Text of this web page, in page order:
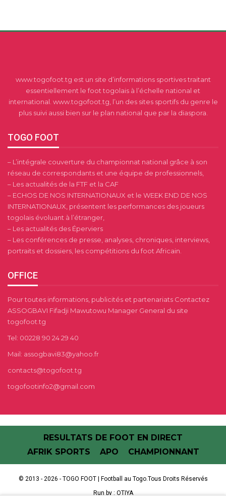
www.togofoot.tg est un site d’informations sportives traitant
essentiellement le foot togolais à l’échelle national et
international. www.togofoot.tg, l’un des sites sportifs du genre le
plus suivi aussi bien sur le plan national que par la diaspora.
TOGO FOOT
– L’intégrale couverture du championnat national grâce à son
réseau de correspondants et une équipe de professionnels,
– Les actualités de la FTF et la CAF
– ECHOS DE NOS INTERNATIONAUX et le WEEK END DE NOS
INTERNATIONAUX, présentent les performances des joueurs
togolais évoluant à l’étranger,
– Les actualités des Éperviers
– Les conférences de presse, analyses, chroniques, interviews,
portraits et dossiers, les compétitions du foot Africain.
OFFICE
Pour toutes informations, publicités et partenariats Contactez
ASSOGBAVI Fifadji Mawutowu Manager General du site
togofoot.tg
Tel: 00228 90 24 29 40
Mail: assogbavi83@yahoo.fr
contacts@togofoot.tg
togofootinfo2@gmail.com
RESULTATS DE FOOT EN DIRECT
AFRIK SPORTS
APO CHAMPIONNANT
© 2013 - 2026 - TOGO FOOT | Football au Togo.Tous Droits Réservés
Run by : OTIYA